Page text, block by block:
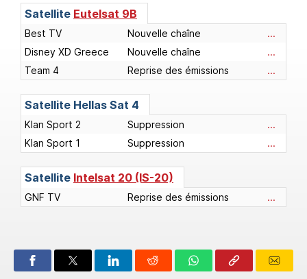
Satellite Eutelsat 9B
Best TV Nouvelle chaîne
...
Disney XD Greece
Nouvelle chaîne
...
Team 4
Reprise des émissions ...
Satellite Hellas Sat 4
Klan Sport 2 Suppression
...
Klan Sport 1
Suppression ...
Satellite Intelsat 20 (IS-20)
GNF TV Reprise des émissions ...